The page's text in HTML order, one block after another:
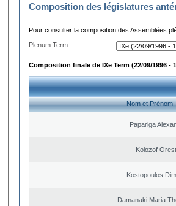
Composition des législatures
Pour consulter la composition des Assemblées
Plenum Term:
Composition finale de IXe Term (22/09/1996 -
Nom et Prénom
Papariga
Kolozof
Kostopoulos
Damanaki Maria